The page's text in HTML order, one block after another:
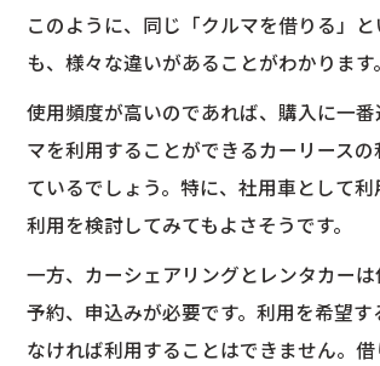
このように、同じ「クルマを借りる」
も、様々な違いがあることがわかります。
使用頻度が高いのであれば、購入に一
マを利用することができるカーリース
ているでしょう。特に、社用車として利
利用を検討してみてもよさそうです。
一方、カーシェアリングとレンタカー
予約、申込みが必要です。利用を希望
なければ利用することはできません。